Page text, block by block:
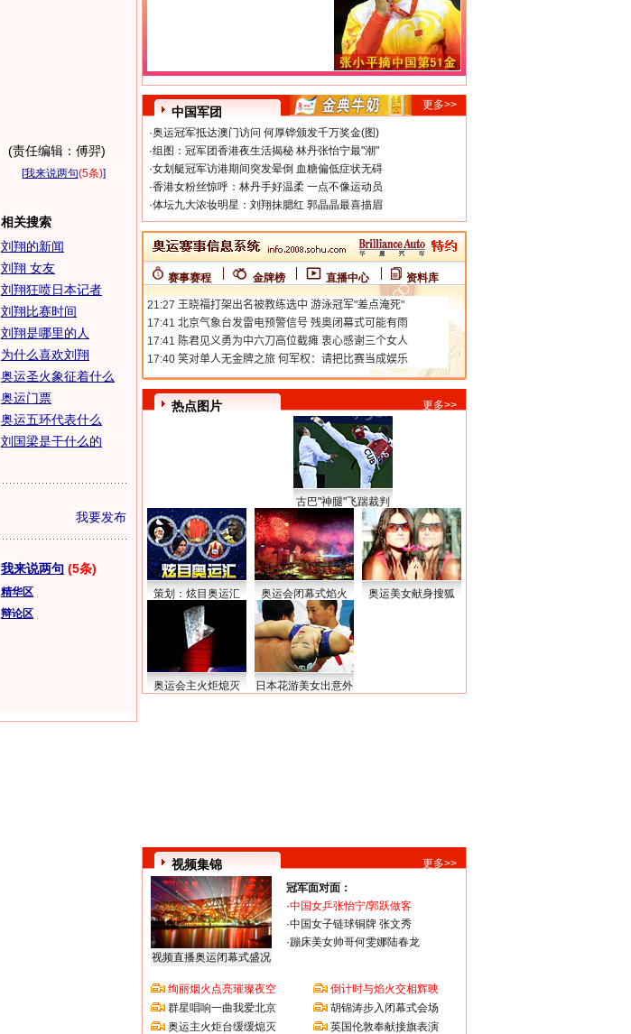
(责任编辑：傅羿)
[我来说两句(5条)]
相关搜索
刘翔的新闻
刘翔 女友
刘翔狂喷日本记者
刘翔比赛时间
刘翔是哪里的人
为什么喜欢刘翔
奥运圣火象征着什么
奥运门票
奥运五环代表什么
刘国梁是干什么的
我要发布
我来说两句 (5条)
精华区
辩论区
中国军团
更多>>
·奥运冠军抵达澳门访问 何厚铧颁发千万奖金(图)
·组图：冠军团香港夜生活揭秘 林丹张怡宁最"潮"
·女划艇冠军访港期间突发晕倒 血糖偏低症状无碍
·香港女粉丝惊呼：林丹手好温柔 一点不像运动员
·体坛九大浓妆明星：刘翔抹腮红 郭晶晶最喜描眉
赛事赛程 金牌榜 直播中心 资料库
热点图片 更多>>
古巴"神腿"飞踹裁判
策划：炫目奥运汇 奥运会闭幕式焰火 奥运美女献身搜狐
奥运会主火炬熄灭 日本花游美女出意外
视频集锦 更多>>
视频直播奥运闭幕式盛况
冠军面对面：
·中国女乒张怡宁/郭跃做客
·中国女子链球铜牌 张文秀
·蹦床美女帅哥何雯娜陆春龙
绚丽烟火点亮璀璨夜空
群星唱响一曲我爱北京
奥运主火炬台缓缓熄灭
倒计时与焰火交相辉映
胡锦涛步入闭幕式会场
英国伦敦奉献接旗表演